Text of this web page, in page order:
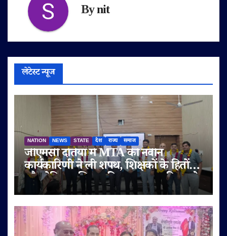
Bynit
लेटेस्ट न्यूज
NATION NEWS STATE देश राज्य समाज
जीएमसी दतिया में MTA की नवीन
कार्यकारिणी ने ली शपथ, शिक्षकों के हितों
और मेडिकल शिक्षा की गुणवत्ता पर दिया जोर